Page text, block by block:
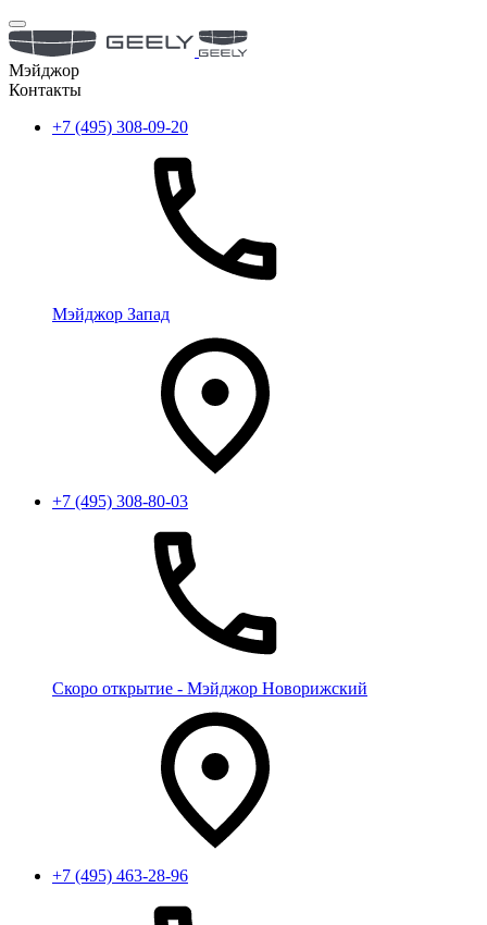
Мэйджор
Контакты
+7 (495) 308-09-20
Мэйджор Запад
+7 (495) 308-80-03
Скоро открытие - Мэйджор Новорижский
+7 (495) 463-28-96